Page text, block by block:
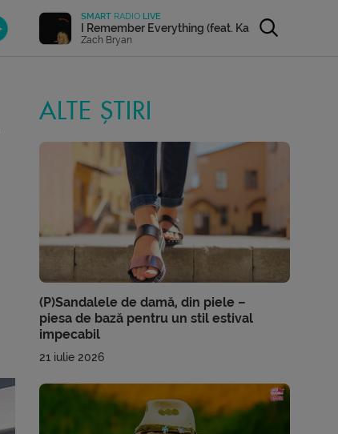
SMART RADIO LIVE
I Remember Everything (feat. Kacey Musgraves)
Zach Bryan
ALTE ȘTIRI
(P)Sandalele de damă, din piele –
piesa de bază pentru un stil estival
impecabil
21 iulie 2026